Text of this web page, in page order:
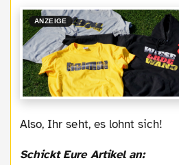
ANZEIGE
Also, Ihr seht, es lohnt sich!
Schickt Eure Artikel an: